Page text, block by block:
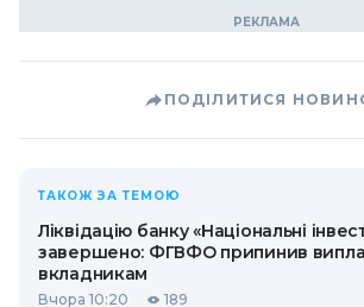
ПОДІЛИТИСЯ
ТАКОЖ ЗА ТЕМОЮ
Ліквідацію банку «Національні
завершено: ФГВФО припинив
вкладникам
Вчора 10:20 189